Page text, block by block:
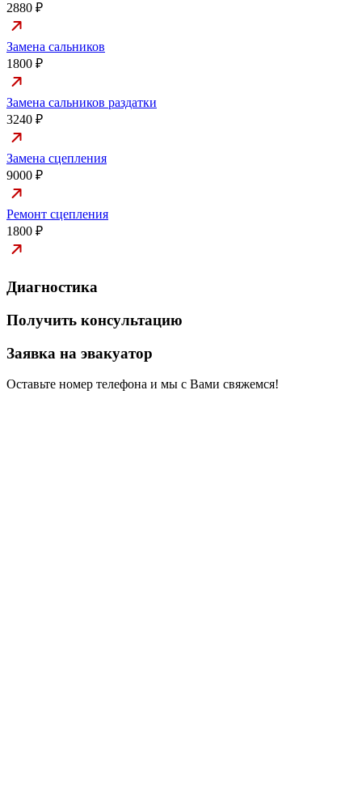
2880 ₽
Замена сальников
1800 ₽
Замена сальников раздатки
3240 ₽
Замена сцепления
9000 ₽
Ремонт сцепления
1800 ₽
Диагностика
Получить консультацию
Заявка на эвакуатор
Оставьте номер телефона и мы с Вами свяжемся!